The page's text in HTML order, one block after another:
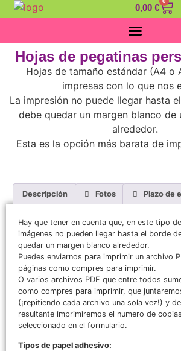
0,00 €
Hojas de pegatinas
Hojas de tamaño estándar (A4 o
impresas con lo que nos
La impresión no puede llegar hasta
debe quedar un margen blanco de
alrededor.
Esta es la opción más barata de
Descripción Fotos Plazo de
Hay que tener en cuenta que, en este tipo
imágenes no pueden llegar hasta el borde
quedar un margen blanco alrededor.
Puedes enviarnos para imprimir un archivo
páginas como compres para imprimir.
O varios archivos PDF que entre todos
como compres para imprimir, que
(¡repitiendo cada archivo una sola vez!) y
resultante imprimiremos el numero de
seleccionado en el formulario.
Tipos de papel adhesivo: